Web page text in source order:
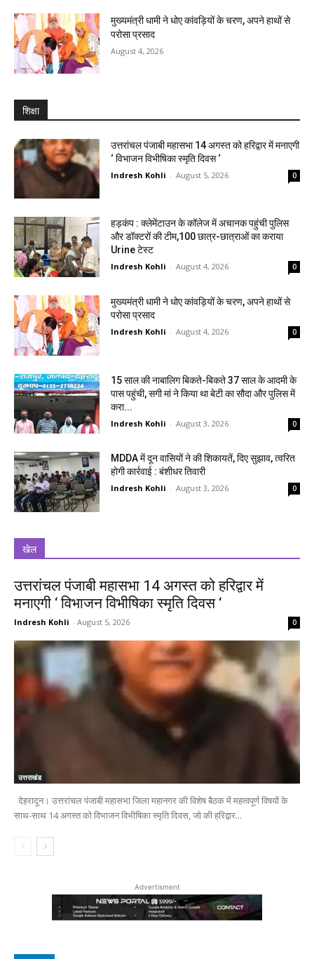
मुख्यमंत्री धामी ने धोए कांवड़ियों के चरण, अपने हाथों से
परोसा प्रसाद
August 4, 2026
शिक्षा
उत्तरांचल पंजाबी महासभा 14 अगस्त को हरिद्वार में मनाएगी
‘ विभाजन विभीषिका स्मृति दिवस ‘
Indresh Kohli - August 5, 2026 0
हड़कंप : क्लेमेंटाउन के कॉलेज में अचानक पहुंची पुलिस
और डॉक्टरों की टीम,100 छात्र-छात्राओं का कराया
Urine टेस्ट
Indresh Kohli - August 4, 2026 0
मुख्यमंत्री धामी ने धोए कांवड़ियों के चरण, अपने हाथों से
परोसा प्रसाद
Indresh Kohli - August 4, 2026 0
15 साल की नाबालिग बिकते-बिकते 37 साल के आदमी के
पास पहुंची, सगी मां ने किया था बेटी का सौदा और पुलिस में
करा...
Indresh Kohli - August 3, 2026 0
MDDA में दून वासियों ने की शिकायतें, दिए सुझाव, त्वरित
होगी कार्रवाई : बंशीधर तिवारी
Indresh Kohli - August 3, 2026 0
खेल
उत्तरांचल पंजाबी महासभा 14 अगस्त को हरिद्वार में
मनाएगी ‘ विभाजन विभीषिका स्मृति दिवस ‘
Indresh Kohli - August 5, 2026 0
उत्तराखंड
देहरादून। उत्तरांचल पंजाबी महासभा जिला महानगर की विशेष बैठक में महत्वपूर्ण विषयों के
साथ-साथ 14 अगस्त को विभाजन विभीषिका स्मृति दिवस, जो की हरिद्वार...
Advertisment